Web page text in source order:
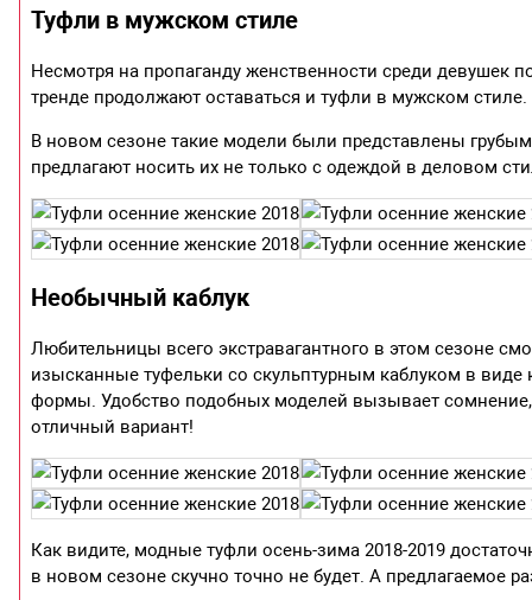
Туфли в мужском стиле
Несмотря на пропаганду женственности среди девушек
тренде продолжают оставаться и туфли в мужском стиле.
В новом сезоне такие модели были представлены
предлагают носить их не только с одеждой в деловом
Необычный каблук
Любительницы всего экстравагантного в этом сезоне
изысканные туфельки со скульптурным каблуком в
формы. Удобство подобных моделей вызывает
отличный вариант!
Как видите, модные туфли осень-зима 2018-2019
в новом сезоне скучно точно не будет. А предлагаемое